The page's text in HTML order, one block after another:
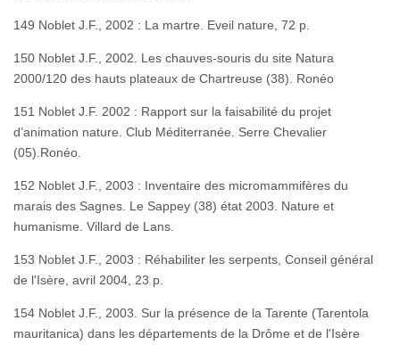
149 Noblet J.F., 2002 : La martre. Eveil nature, 72 p.
150 Noblet J.F., 2002. Les chauves-souris du site Natura
2000/120 des hauts plateaux de Chartreuse (38). Ronéo
151 Noblet J.F. 2002 : Rapport sur la faisabilité du projet
d’animation nature. Club Méditerranée. Serre Chevalier
(05).Ronéo.
152 Noblet J.F., 2003 : Inventaire des micromammifères du
marais des Sagnes. Le Sappey (38) état 2003. Nature et
humanisme. Villard de Lans.
153 Noblet J.F., 2003 : Réhabiliter les serpents, Conseil général
de l'Isère, avril 2004, 23 p.
154 Noblet J.F., 2003. Sur la présence de la Tarente (Tarentola
mauritanica) dans les départements de la Drôme et de l'Isère